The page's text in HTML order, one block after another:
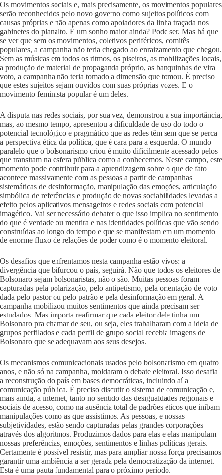
Os movimentos sociais e, mais precisamente, os movimentos populares
serão reconhecidos pelo novo governo como sujeitos políticos com
causas próprias e não apenas como apoiadores da linha traçada nos
gabinetes do planalto. É um sonho maior ainda? Pode ser. Mas há que
se ver que sem os movimentos, coletivos periféricos, comitês
populares, a campanha não teria chegado ao enraizamento que chegou.
Sem as músicas em todos os ritmos, os piseiros, as mobilizações locais,
a produção de material de propaganda próprio, as banquinhas de vira
voto, a campanha não teria tomado a dimensão que tomou. É preciso
que estes sujeitos sejam ouvidos com suas próprias vozes. E o
movimento feminista popular é um deles.
A disputa nas redes sociais, por sua vez, demonstrou a sua importância,
mas, ao mesmo tempo, apresentou a dificuldade de uso do todo o
potencial tecnológico e pragmático que as redes têm sem que se perca
a perspectiva ética da política, que é cara para a esquerda. O mundo
paralelo que o bolsonarismo criou é muito dificilmente acessado pelos
que transitam na esfera pública como a conhecemos. Neste campo, este
momento pode contribuir para a aprendizagem sobre o que de fato
acontece massivamente com as pessoas a partir de campanhas
sistemáticas de desinformação, manipulação das emoções, articulação
simbólica de referências e produção de novas sociabilidades levadas a
efeito pelos aplicativos mensageiros e redes sociais com potencial
imagético. Vai ser necessário debater o que isso implica no sentimento
do que é verdade ou mentira e nas identidades políticas que vão sendo
construídas ao longo do tempo e que se manifestam em um momento
de enorme fluxo de relações de poder como é o momento eleitoral.
Os desafios que enfrentamos nesta campanha estão vivos: a
divergência que bifurcou o país, seguirá. Não que todos os eleitores de
Bolsonaro sejam bolsonaristas, não o são. Muitas pessoas foram
capturadas pela polarização, pelo antipetismo, pela orientação de voto
dada pelo pastor ou pelo patrão e pela desinformação em geral. A
campanha mobilizou muitos sentimentos que ainda precisam ser
estudados. Mas importa reafirmar que cada eleitor dele tinha um
Bolsonaro pra chamar de seu, ou seja, eles trabalharam com a ideia de
grupos perfilados e cada perfil de grupo social recebia imagens de
Bolsonaro que se adequavam aos seus desejos.
Os mecanismos comunicacionais usados pelo bolsonarismo em quatro
anos, e não só na campanha, moldaram o debate eleitoral. Isso desafia
a reconstrução do país em bases democráticas, incluindo aí a
comunicação pública. É preciso discutir o sistema de comunicação e,
mais ainda, a internet, tanto no sentido das desigualdades regionais e
sociais de acesso, como na ausência total de padrões éticos que inibam
manipulações como as que assistimos. As pessoas, e nossas
subjetividades, estão sendo capturadas pelas grandes corporações
através dos algoritmos. Produzimos dados para elas e elas manipulam
nossas preferências, emoções, sentimentos e linhas políticas gerais.
Certamente é possível resistir, mas para ampliar nossa força precisamos
garantir uma ambiência a ser gerada pela democratização da internet.
Esta é uma pauta fundamental para o próximo período.